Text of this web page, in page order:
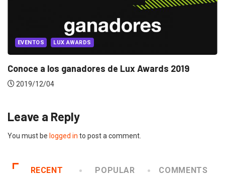
EVENTOS LUX AWARDS
Conoce a los ganadores de Lux Awards 2019
2019/12/04
Leave a Reply
You must be logged in to post a comment.
RECENT POPULAR COMMENTS